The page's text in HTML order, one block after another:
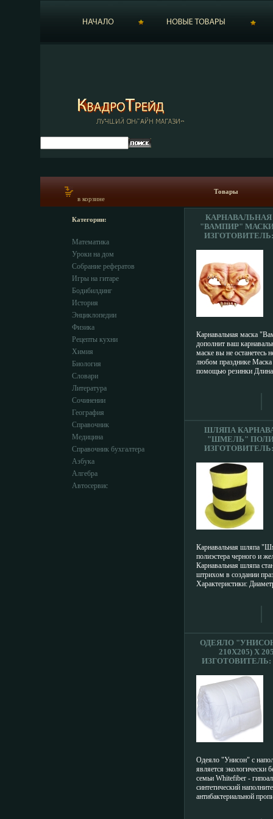
в корзине
Товары
Категории:
Математика
Уроки на дом
Собрание рефератов
Игры на гитаре
Бодибилдинг
История
Энциклопедии
Физика
Рецепты кухни
Химия
Биология
Словари
Литература
Сочинении
География
Справочник
Медицина
Справочник бухгалтера
Азбука
Алгебра
Автосервис
"ВАМПИР"
Карнавальная маска
дополнит ваш
маске вы не останетесь
любом празднике Маска
помощью резинки
ШЛЯПА
"ШМЕЛЬ"
8093D.
Карнавальная шляпа
полиэстера черного и
Карнавальная шляпа
штрихом в создании
Характеристики:
ОДЕЯЛО
210Х205) Х
ИЗГОТОВИТЕЛЬ:
Одеяло "Унисон" с
является экологически
семьи Whitefiber -
синтетический
антибактериальной